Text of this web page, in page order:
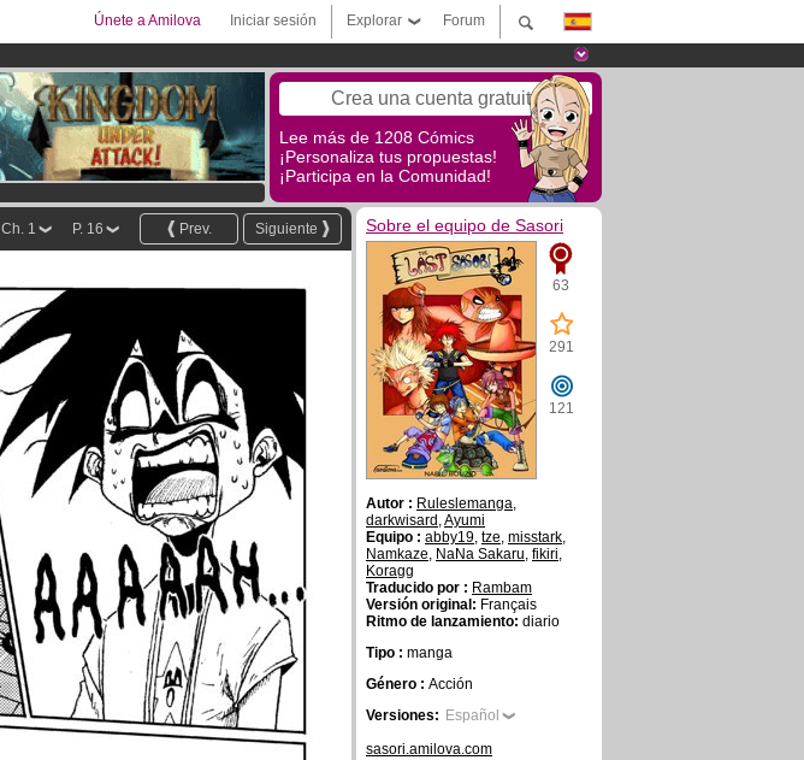
Forum
Explorar
Iniciar sesión
Únete a Amilova
Crea una cuenta gratuita
Lee más de 1208 Cómics
¡Personaliza tus propuestas!
¡Participa en la Comunidad!
Siguiente
Prev.
P. 16
Ch. 1 Sobre el equipo de Sasori
63
291
121
Autor : Ruleslemanga,
darkwisard ,Ayumi
Equipo : abby19, tze, misstark,
Namkaze, NaNa Sakaru, fikiri,
Koragg
Traducido por : Rambam
Versión original: Français
Ritmo de lanzamiento: diario
Tipo : manga
Género : Acción
Versiones: Español
sasori.amilova.com